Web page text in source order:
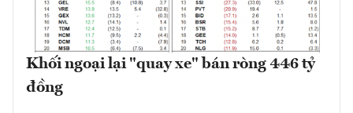
Khối ngoại lại "quay xe" bán ròng 446 tỷ
đồng